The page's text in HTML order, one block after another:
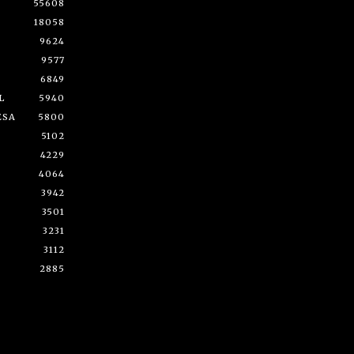
55608
18058
9624
9577
6849
5940
5800
5102
4229
4064
3942
3501
3231
3112
2885